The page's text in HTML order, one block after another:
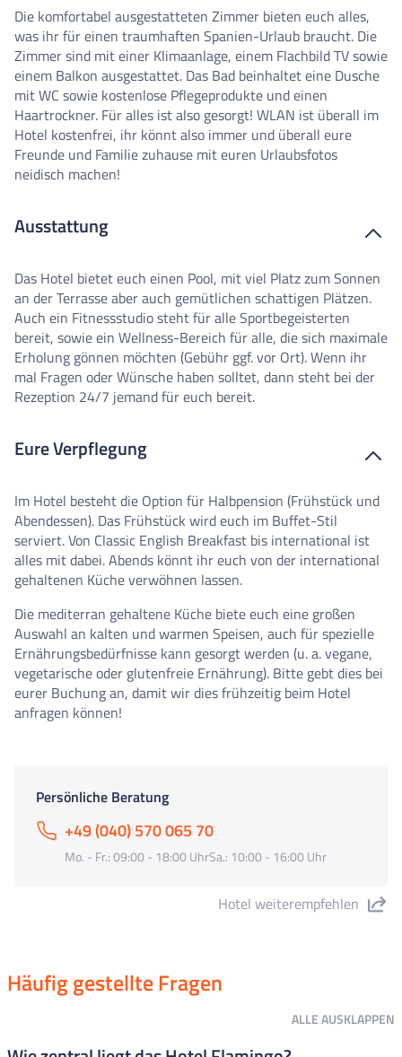
Die komfortabel ausgestatteten Zimmer bieten euch alles,
was ihr für einen traumhaften Spanien-Urlaub braucht. Die
Zimmer sind mit einer Klimaanlage, einem Flachbild TV sowie
einem Balkon ausgestattet. Das Bad beinhaltet eine Dusche
mit WC sowie kostenlose Pflegeprodukte und einen
Haartrockner. Für alles ist also gesorgt! WLAN ist überall im
Hotel kostenfrei, ihr könnt also immer und überall eure
Freunde und Familie zuhause mit euren Urlaubsfotos
neidisch machen!
Ausstattung
Das Hotel bietet euch einen Pool, mit viel Platz zum Sonnen
an der Terrasse aber auch gemütlichen schattigen Plätzen.
Auch ein Fitnessstudio steht für alle Sportbegeisterten
bereit, sowie ein Wellness-Bereich für alle, die sich maximale
Erholung gönnen möchten (Gebühr ggf. vor Ort). Wenn ihr
mal Fragen oder Wünsche haben solltet, dann steht bei der
Rezeption 24/7 jemand für euch bereit.
Eure Verpflegung
Im Hotel besteht die Option für Halbpension (Frühstück und
Abendessen). Das Frühstück wird euch im Buffet-Stil
serviert. Von Classic English Breakfast bis international ist
alles mit dabei. Abends könnt ihr euch von der international
gehaltenen Küche verwöhnen lassen.
Die mediterran gehaltene Küche biete euch eine großen
Auswahl an kalten und warmen Speisen, auch für spezielle
Ernährungsbedürfnisse kann gesorgt werden (u. a. vegane,
vegetarische oder glutenfreie Ernährung). Bitte gebt dies bei
eurer Buchung an, damit wir dies frühzeitig beim Hotel
anfragen können!
Persönliche Beratung
+49 (040) 570 065 70
Mo. - Fr.: 09:00 - 18:00 UhrSa.: 10:00 - 16:00 Uhr
Hotel weiterempfehlen
Häufig gestellte Fragen
ALLEAUSKLAPPEN